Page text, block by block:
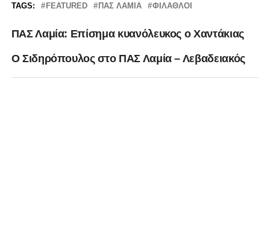
TAGS: FEATURED ΠΑΣ ΛΑΜΙΑ ΦΊΛΑΘΛΟΙ
ΠΑΣ Λαμία: Επίσημα κυανόλευκος ο Χαντάκιας
Ο Σιδηρόπουλος στο ΠΑΣ Λαμία – Λεβαδειακός